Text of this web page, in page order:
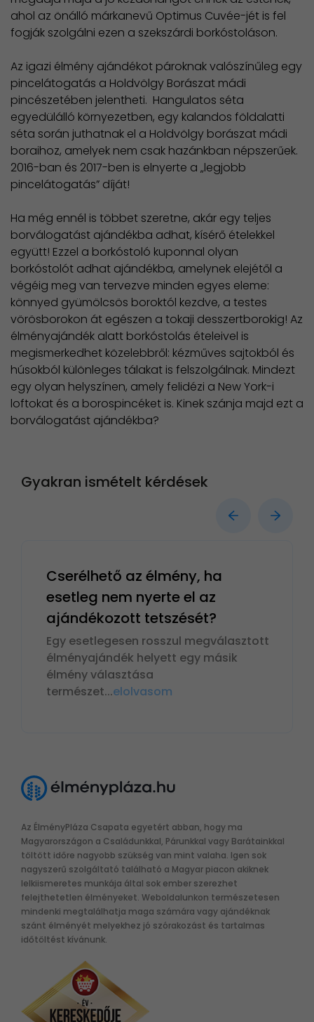
ahol az önálló márkanevű Optimus Cuvée-jét is fel
fogják szolgálni ezen a szekszárdi borkóstoláson.
Az igazi élmény ajándékot pároknak valószínűleg egy
pincelátogatás a Holdvölgy Borászat mádi
pincészetében jelentheti. Hangulatos séta
egyedülálló környezetben, egy kalandos földalatti
séta során juthatnak el a Holdvölgy borászat mádi
boraihoz, amelyek nem csak hazánkban népszerűek.
2016-ban és 2017-ben is elnyerte a „legjobb
pincelátogatás” díját!
Ha még ennél is többet szeretne, akár egy teljes
borválogatást ajándékba adhat, kísérő ételekkel
együtt! Ezzel a borkóstoló kuponnal olyan
borkóstolót adhat ajándékba, amelynek elejétől a
végéig meg van tervezve minden egyes eleme:
könnyed gyümölcsös boroktól kezdve, a testes
vörösborokon át egészen a tokaji desszertborokig! Az
élményajándék alatt borkóstolás ételeivel is
megismerkedhet közelebbről: kézműves sajtokból és
húsokból különleges tálakat is felszolgálnak. Mindezt
egy olyan helyszínen, amely felidézi a New York-i
loftokat és a borospincéket is. Kinek szánja majd ezt a
borválogatást ajándékba?
Gyakran ismételt kérdések
Cserélhető az élmény, ha
esetleg nem nyerte el az
ajándékozott tetszését?
Egy esetlegesen rosszul megválasztott
élményajándék helyett egy másik
élmény választása
természet...elolvasom
Az ÉlményPláza Csapata egyetért abban, hogy ma
Magyarországon a Családunkkal, Párunkkal vagy Barátainkkal
töltött időre nagyobb szükség van mint valaha. Igen sok
nagyszerű szolgáltató található a Magyar piacon akiknek
lelkiismeretes munkája által sok ember szerezhet
felejthetetlen élményeket. Weboldalunkon természetesen
mindenki megtalálhatja maga számára vagy ajándéknak
szánt élményét melyekhez jó szórakozást és tartalmas
időtöltést kívánunk.